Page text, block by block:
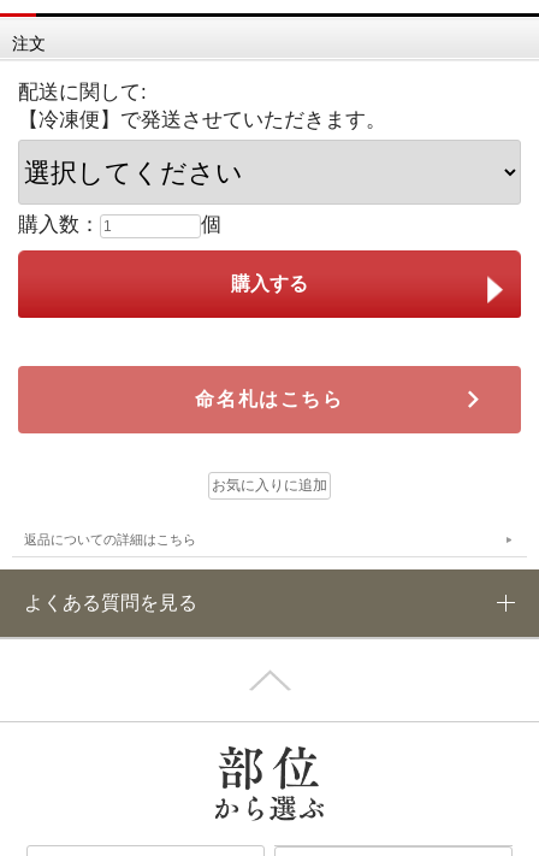
注文
配送に関して:
【冷凍便】で発送させていただきます。
購入数： 個
命名札はこちら
返品についての詳細はこちら
よくある質問を見る